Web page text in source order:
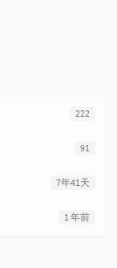
222
91
7年41天
1 年前